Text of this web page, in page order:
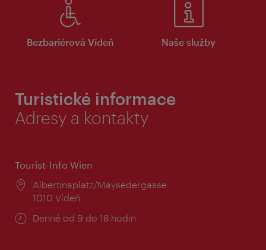
Bezbariérová Vídeň Naše služby
Turistické informace
Adresy a kontakty
Tourist-Info Wien
Místo:
Albertinaplatz/Maysedergasse
1010 Vídeň
Provozní
Denně od 9 do 18 hodin